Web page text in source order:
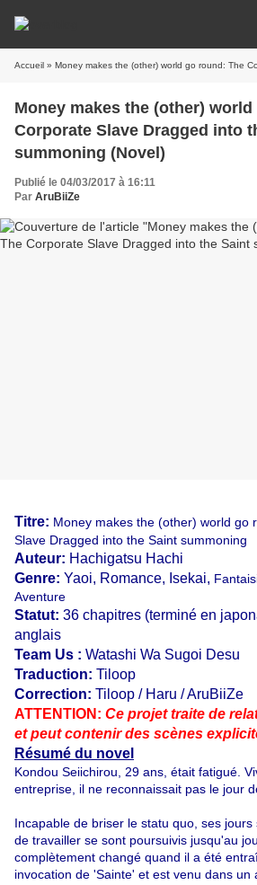
Accueil » Money makes the (other) world go round: The Corporate Slave
Money makes the (other)
Corporate Slave Dragged into
summoning (Novel)
Publié le 04/03/2017 à 16:11
Par AruBiiZe
Titre: Money makes the (other) world go
Slave Dragged into the Saint summoning
Auteur: Hachigatsu Hachi
Genre: Yaoi, Romance, Isekai,
Aventure
Statut: 36 chapitres (terminé en
anglais
Team Us : Watashi Wa Sugoi Desu
Traduction: Tiloop
Correction: Tiloop / Haru / AruBiiZe
ATTENTION: Ce projet traite de
et peut contenir des scènes
Résumé du novel
Kondou Seiichirou, 29 ans, était fatigué.
entreprise, il ne reconnaissait pas le jour
Incapable de briser le statu quo, ses
de travailler se sont poursuivis jusqu'au
complètement changé quand il a été
invocation de 'Sainte' et est venu dans un